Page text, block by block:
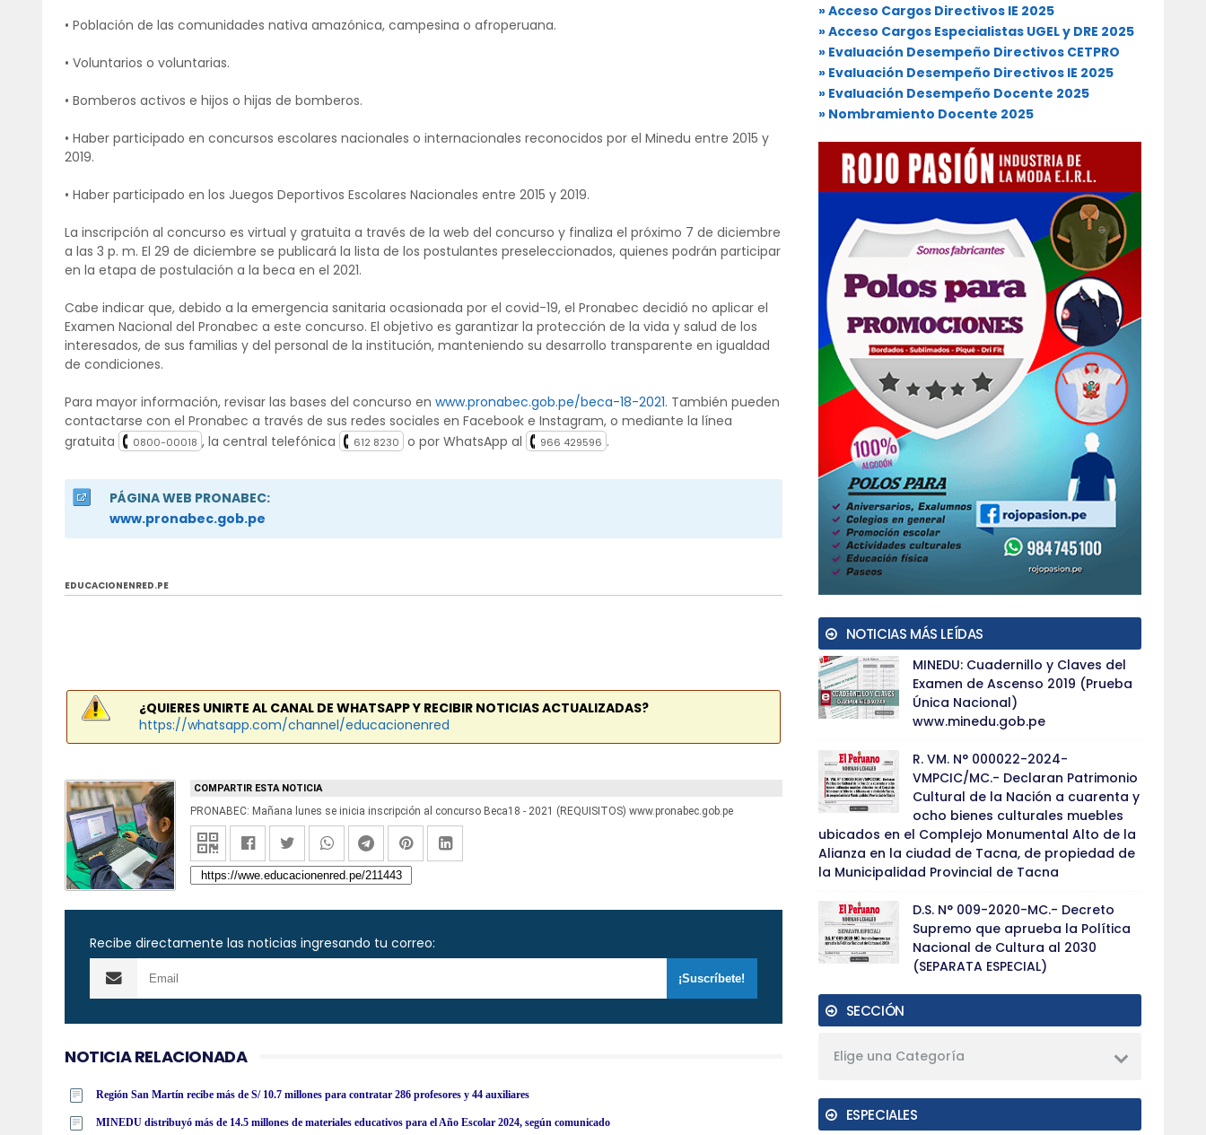
• Población de las comunidades nativa amazónica, campesina o afroperuana.
• Voluntarios o voluntarias.
• Bomberos activos e hijos o hijas de bomberos.
• Haber participado en concursos escolares nacionales o internacionales reconocidos por el Minedu entre 2015 y
2019.
• Haber participado en los Juegos Deportivos Escolares Nacionales entre 2015 y 2019.
La inscripción al concurso es virtual y gratuita a través de la web del concurso y finaliza el próximo 7 de diciembre
a las 3 p. m. El 29 de diciembre se publicará la lista de los postulantes preseleccionados, quienes podrán participar
en la etapa de postulación a la beca en el 2021.
Cabe indicar que, debido a la emergencia sanitaria ocasionada por el covid-19, el Pronabec decidió no aplicar el
Examen Nacional del Pronabec a este concurso. El objetivo es garantizar la protección de la vida y salud de los
interesados, de sus familias y del personal de la institución, manteniendo su desarrollo transparente en igualdad
de condiciones.
Para mayor información, revisar las bases del concurso en www.pronabec.gob.pe/beca-18-2021. También pueden
contactarse con el Pronabec a través de sus redes sociales en Facebook e Instagram, o mediante la línea
gratuita
0800-00018 , la central telefónica 612 8230 o por WhatsApp al 966 429596 .
PÁGINA WEB PRONABEC:
www.pronabec.gob.pe
EDUCACIONENRED.PE
¿QUIERES UNIRTE AL CANAL DE WHATSAPP Y RECIBIR NOTICIAS ACTUALIZADAS?
https://whatsapp.com/channel/educacionenred
COMPARTIR ESTA NOTICIA
PRONABEC: Mañana lunes se inicia inscripción al concurso Beca18 - 2021 (REQUISITOS) www.pronabec.gob.pe
Recibe directamente las noticias ingresando tu correo:
NOTICIA RELACIONADA
Región San Martín recibe más de S/ 10.7 millones para contratar 286 profesores y 44 auxiliares
MINEDU distribuyó más de 14.5 millones de materiales educativos para el Año Escolar 2024, según comunicado
» Acceso Cargos Directivos IE 2025
» Acceso Cargos Especialistas UGEL y DRE 2025
» Evaluación Desempeño Directivos CETPRO
» Evaluación Desempeño Directivos IE 2025
» Evaluación Desempeño Docente 2025
» Nombramiento Docente 2025
NOTICIAS MÁS LEÍDAS
MINEDU: Cuadernillo y Claves del
Examen de Ascenso 2019 (Prueba
Única Nacional)
www.minedu.gob.pe
R. VM. N° 000022-2024-
VMPCIC/MC.- Declaran Patrimonio
Cultural de la Nación a cuarenta y
ocho bienes culturales muebles
ubicados en el Complejo Monumental Alto de la
Alianza en la ciudad de Tacna, de propiedad de
la Municipalidad Provincial de Tacna
D.S. N° 009-2020-MC.- Decreto
Supremo que aprueba la Política
Nacional de Cultura al 2030
(SEPARATA ESPECIAL)
SECCIÓN
Elige una Categoría
ESPECIALES